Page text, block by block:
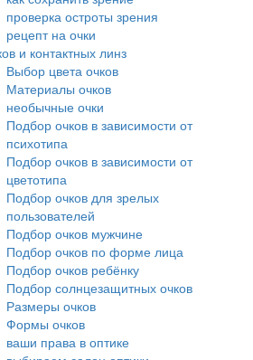
проверка остроты зрения
рецепт на очки
и контактных линз
Выбор цвета очков
Материалы очков
необычные очки
Подбор очков в зависимости от
психотипа
Подбор очков в зависимости от
цветотипа
Подбор очков для зрелых
пользователей
Подбор очков мужчине
Подбор очков по форме лица
Подбор очков ребёнку
Подбор солнцезащитных очков
Размеры очков
Формы очков
ваши права в оптике